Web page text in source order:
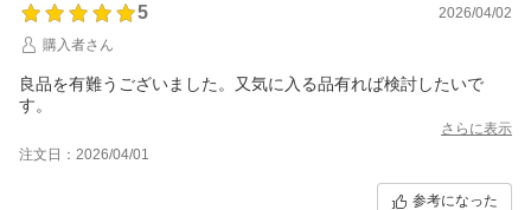
5
2026/04/02
購入者さん
良品を有難うございました。又気に入る品有れば検討したいで
す。
さらに表示
注文日：2026/04/01
参考になった